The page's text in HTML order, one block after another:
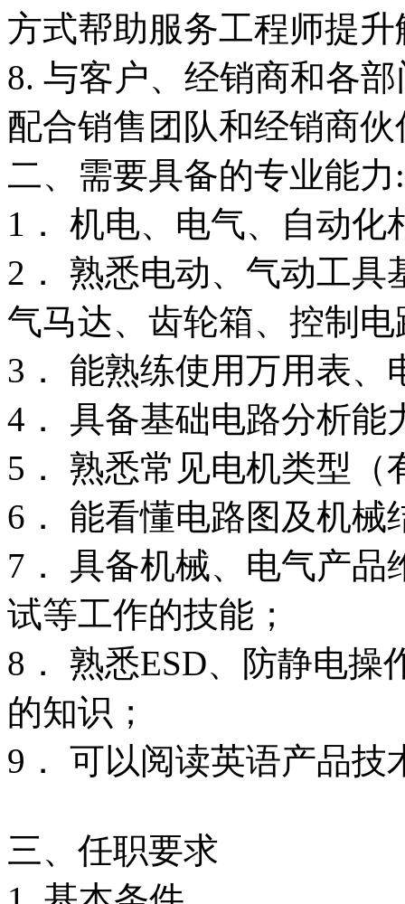
方式帮助服务工程师提
8. 与客户、经销商和各
配合销售团队和经销商
二、需要具备的专业能力:
1． 机电、电气、自动化
2． 熟悉电动、气动工
气马达、齿轮箱、控制电
3． 能熟练使用万用表、
4． 具备基础电路分析能
5． 熟悉常见电机类型
6． 能看懂电路图及机械
7． 具备机械、电气产
试等工作的技能；
8． 熟悉ESD、防静电操
的知识；
9． 可以阅读英语产品技
三、任职要求